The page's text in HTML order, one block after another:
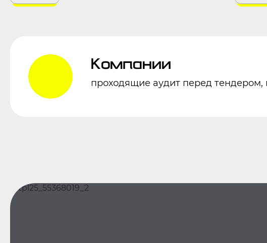
Компании
проходящие аудит перед